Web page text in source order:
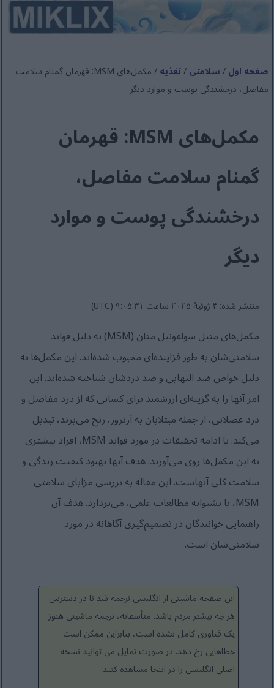
صفحه اول/سلامتی/تغذیه
/ مکمل‌های MSM: قهرمان گمنام سلامت
مفاصل، درخشندگی پوست و موارد دیگر
مکمل‌های MSM: قهرمان
گمنام سلامت مفاصل،
درخشندگی پوست و موارد
دیگر
منتشر شده: ۴ ژوئیهٔ ۲۰۲۵ ساعت ۹:۰۵:۳۱ (UTC)
مکمل‌های متیل سولفونیل متان (MSM) به دلیل فواید
سلامتی‌شان به طور فزاینده‌ای محبوب شده‌اند. این مکمل‌ها به
دلیل خواص ضد التهابی و ضد دردشان شناخته شده‌اند. این
امر آنها را به گزینه‌ای ارزشمند برای کسانی که از درد مفاصل و
درد عضلانی، از جمله مبتلایان به آرتروز، رنج می‌برند، تبدیل
می‌کند. با ادامه تحقیقات در مورد فواید MSM، افراد بیشتری
به این مکمل‌ها روی می‌آورند. هدف آنها بهبود کیفیت زندگی و
سلامت کلی آنهاست. این مقاله به بررسی مزایای سلامتی
MSM، با پشتوانه مطالعات علمی، می‌پردازد. هدف آن
راهنمایی خوانندگان در تصمیم‌گیری آگاهانه در مورد
سلامتی‌شان است.
این صفحه ماشینی از انگلیسی ترجمه شد تا در دسترس
هر چه بیشتر مردم باشد. متأسفانه، ترجمه ماشینی هنوز
یک فناوری کامل نشده است، بنابراین ممکن است
خطاهایی رخ دهد. در صورت تمایل می توانید نسخه
اصلی انگلیسی را در اینجا مشاهده کنید: